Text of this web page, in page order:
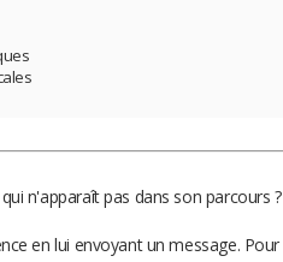
n'apparaît pas dans son parcours ?
en lui envoyant un message.